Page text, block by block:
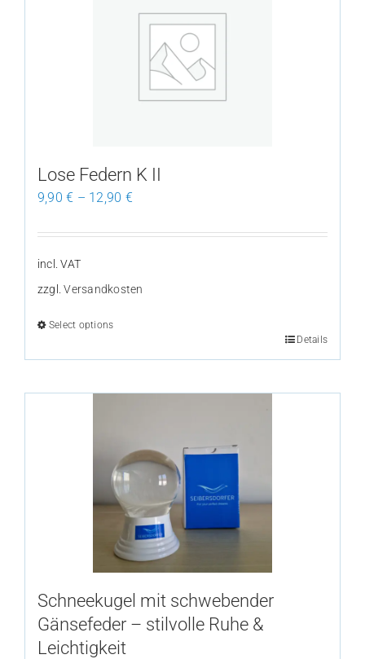
product
page
Lose Federn K II
9,90€ – 12,90 €
incl. VAT
zzgl.Versandkosten
Select options
product
product
page
Details
Schneekugel mit schwebender
Gänsefeder – stilvolle Ruhe &
Leichtigkeit